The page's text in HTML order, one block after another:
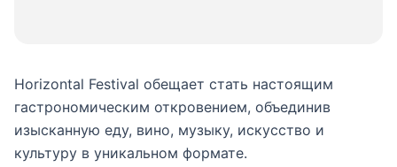
Horizontal Festival обещает стать настоящим
гастрономическим откровением, объединив
изысканную еду, вино, музыку, искусство и
культуру в уникальном формате.